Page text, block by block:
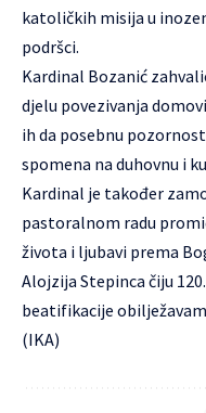
katoličkih misija u
podršci.
Kardinal Bozanić
djelu povezivanja
ih da posebnu
spomena na duhovnu i
Kardinal je također
pastoralnom radu
života i ljubavi prema
Alojzija Stepinca čiju
beatifikacije
(IKA)